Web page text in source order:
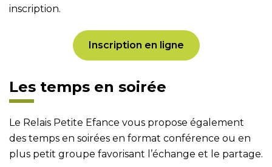
inscription.
Inscription en ligne
Les temps en soirée
Le Relais Petite Efance vous propose également
des temps en soirées en format conférence ou en
plus petit groupe favorisant l’échange et le partage.